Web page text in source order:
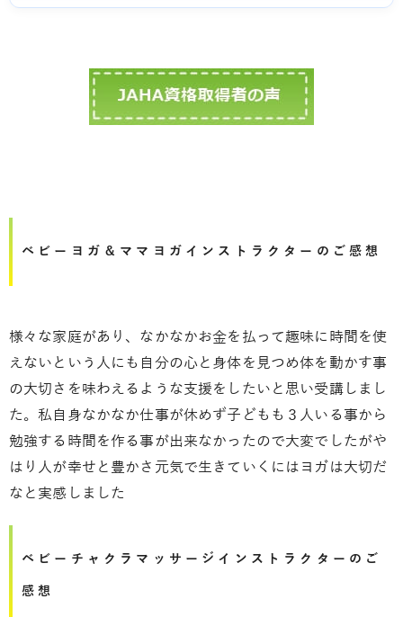
ベビーヨガ＆ママヨガインストラクターのご感想
様々な家庭があり、なかなかお金を払って趣味に時間を使
えないという人にも自分の心と身体を見つめ体を動かす事
の大切さを味わえるような支援をしたいと思い受講しまし
た。私自身なかなか仕事が休めず子どもも３人いる事から
勉強する時間を作る事が出来なかったので大変でしたがや
はり人が幸せと豊かさ元気で生きていくにはヨガは大切だ
なと実感しました
ベビーチャクラマッサージインストラクターのご
感想